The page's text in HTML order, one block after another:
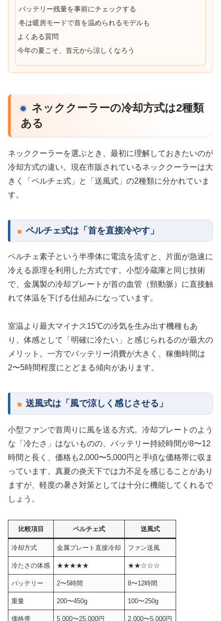
バッテリー残量を事前にチェックする
冬は暖房モードで首を温められるモデルも
よくある質問
今年の夏こそ、首元から涼しくなろう
ネッククーラーの冷却方式は2種類
ある
ネッククーラーを選ぶとき、最初に理解しておきたいのが
冷却方式の違い。現在市販されているネッククーラーは大
きく「ペルチェ式」と「送風式」の2種類に分かれていま
す。
ペルチェ式は「首を直接冷やす」
ペルチェ素子という半導体に電流を流すと、片面が急速に
冷える原理を利用した方式です。小型冷蔵庫と同じ技術
で、金属製の冷却プレートが首の血管（頸動脈）に直接触
れて体温を下げる仕組みになっています。
室温より最大マイナス15℃の冷気を生み出す機種もあ
り、体感として「明確に冷たい」と感じられるのが最大の
メリット。一方でバッテリー消費が大きく、稼働時間は
2〜5時間程度にとどまる傾向があります。
送風式は「風で涼しく感じさせる」
小型ファンで首周りに風を送る方式。冷却プレートのよう
な「冷たさ」はないものの、バッテリー持続時間が8〜12
時間と長く、価格も2,000〜5,000円と手頃な価格帯に収ま
っています。真夏の炎天下では力不足を感じることがあり
ますが、軽度の暑さ対策としては十分に機能してくれるで
しょう。
比較項目 ペルチェ式 送風式
冷却方式 金属プレート直接冷却 ファン送風
冷たさの体感 ★★★★★ ★★☆☆☆
バッテリー 2〜5時間 8〜12時間
重量 200〜450g 100〜250g
価格帯 5,000〜25,000円 2,000〜5,000円